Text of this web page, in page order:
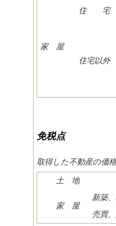
家 屋
住 宅
住宅以外
免税点
取得した不動産の価
土 地
家 屋
新築
売買